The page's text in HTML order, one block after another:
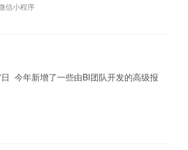
信小程序
今年新增了一些由BI团队开发的高级报